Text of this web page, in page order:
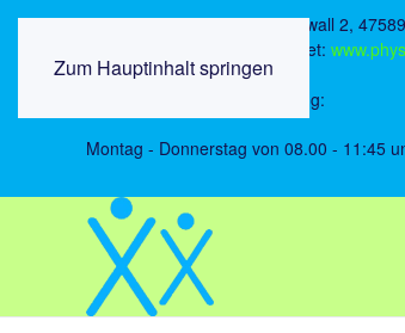
Zum Hauptinhalt springen
Physio Center Uedem,
Internet:
Öffnungszeiten der Anmeldung:
Montag - Donnerstag von 08.00 -